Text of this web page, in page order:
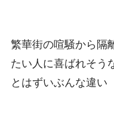
繁華街の喧騒から隔
たい人に喜ばれそう
とはずいぶんな違い